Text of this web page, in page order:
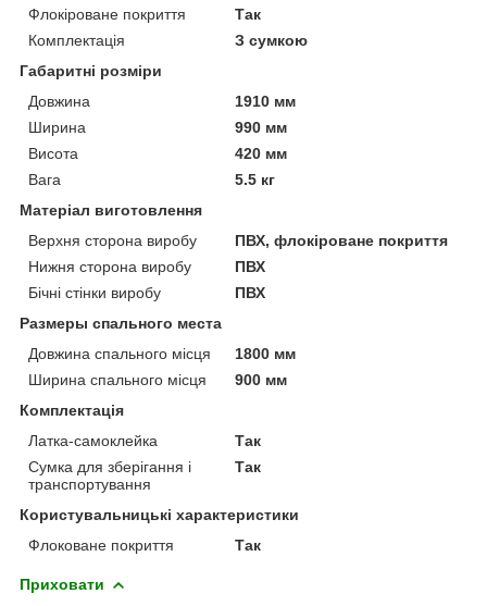
Флокіроване покриття
Так
Комплектація
З сумкою
Габаритні розміри
Довжина
1910 мм
Ширина
990 мм
Висота
420 мм
Вага
5.5 кг
Матеріал виготовлення
Верхня сторона виробу
ПВХ, флокіроване покриття
Нижня сторона виробу
ПВХ
Бічні стінки виробу
ПВХ
Размеры спального места
Довжина спального місця
1800 мм
Ширина спального місця
900 мм
Комплектація
Латка-самоклейка
Так
Сумка для зберігання і
транспортування
Так
Користувальницькі характеристики
Флоковане покриття
Так
Приховати